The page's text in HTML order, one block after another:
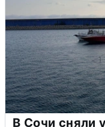
В Сочи сняли